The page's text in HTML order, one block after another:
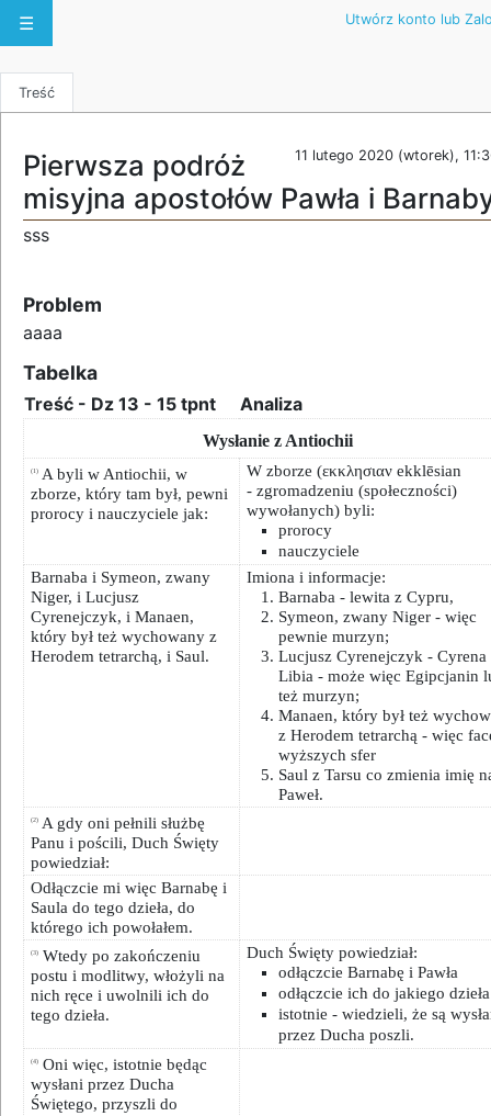
☰ Utwórz konto lub
Treść
11 lutego 2020 (wtorek),
Pierwsza podróż
misyjna apostołów Pawła i
sss
Problem
aaaa
Tabelka
Treść - Dz 13 - 15 tpnt Analiza
Wysłanie z Antiochii
(1)A byli w Antiochii, w
zborze, który tam był, pewni
prorocy i nauczyciele jak:
W zborze (εκκλησιαν ekklēsian
- zgromadzeniu (społeczności)
wywołanych) byli:
prorocy
nauczyciele
Barnaba i Symeon, zwany
Niger, i Lucjusz
Cyrenejczyk, i Manaen,
który był też wychowany z
Herodem tetrarchą, i Saul.
Imiona i informacje:
Barnaba - lewita z Cypru,
Symeon, zwany Niger - więc
pewnie murzyn;
Lucjusz Cyrenejczyk - Cyrena
Libia - może więc Egipcjanin
też murzyn;
Manaen, który był też
z Herodem tetrarchą - więc
wyższych sfer
Saul z Tarsu co zmienia imię
Paweł.
(2)A gdy oni pełnili służbę
Panu i pościli, Duch Święty
powiedział:
Odłączcie mi więc Barnabę i
Saula do tego dzieła, do
którego ich powołałem.
(3)Wtedy po zakończeniu
postu i modlitwy, włożyli na
nich ręce i uwolnili ich do
tego dzieła.
Duch Święty powiedział:
odłączcie Barnabę i Pawła
odłączcie ich do jakiego dzieła
istotnie - wiedzieli, że są
przez Ducha poszli.
(4)Oni więc, istotnie będąc
wysłani przez Ducha
Świętego, przyszli do